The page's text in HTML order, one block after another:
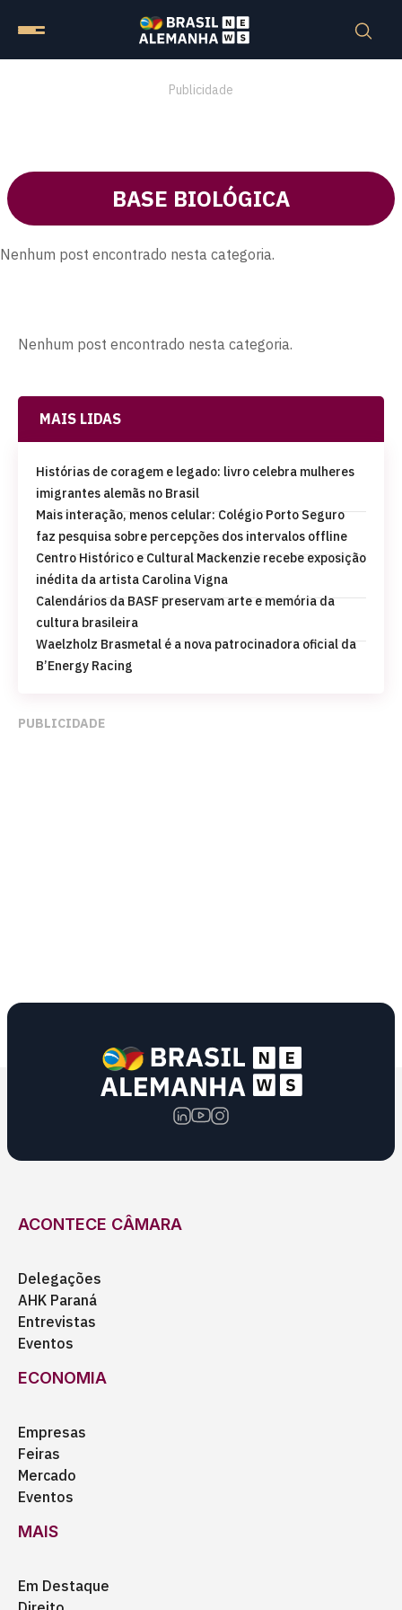
Publicidade
BASE BIOLÓGICA
Nenhum post encontrado nesta categoria.
Nenhum post encontrado nesta categoria.
MAIS LIDAS
Histórias de coragem e legado: livro celebra mulheres
imigrantes alemãs no Brasil
Mais interação, menos celular: Colégio Porto Seguro
faz pesquisa sobre percepções dos intervalos offline
Centro Histórico e Cultural Mackenzie recebe exposição
inédita da artista Carolina Vigna
Calendários da BASF preservam arte e memória da
cultura brasileira
Waelzholz Brasmetal é a nova patrocinadora oficial da
B’Energy Racing
PUBLICIDADE
ACONTECE CÂMARA
Delegações
AHK Paraná
Entrevistas
Eventos
ECONOMIA
Empresas
Feiras
Mercado
Eventos
MAIS
Em Destaque